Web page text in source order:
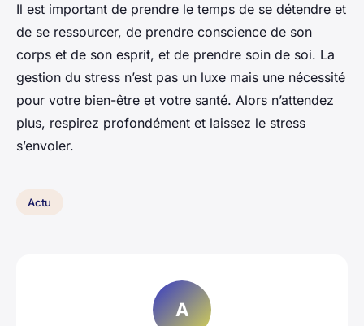
Il est important de prendre le temps de se détendre et
de se ressourcer, de prendre conscience de son
corps et de son esprit, et de prendre soin de soi. La
gestion du stress n’est pas un luxe mais une nécessité
pour votre bien-être et votre santé. Alors n’attendez
plus, respirez profondément et laissez le stress
s’envoler.
Actu
A